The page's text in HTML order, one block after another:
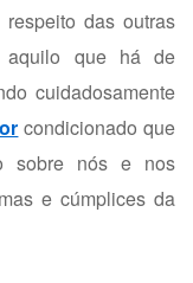
das outras
aquilo que há de
cuidadosamente
condicionado que
sobre nós e nos
e cúmplices da